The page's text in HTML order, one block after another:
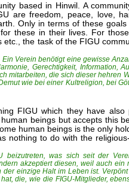
based in Hinwil. A
freedom, peace, love,
Only in terms of these
these in their lives. For
the task of the FIGU
Verein benötigt eine gewisse
Gerechtigkeit, Information,
mitarbeiten, die sich dieser hehren
wie bei einer Kultreligion, bei
FIGU which they have also
beings but accepts this
human beings is the only
nothing to do with the
was sich seit der
akzeptiert diesen, weil auch ein
einzige Halt im Leben ist.
die, wie die FIGU-Mitglieder,